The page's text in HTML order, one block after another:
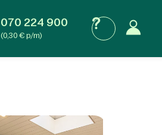
070 224 900
(0,30 € p/m)